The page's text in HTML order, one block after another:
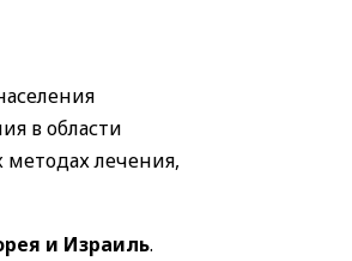
в области
методах лечения,
и Израиль.